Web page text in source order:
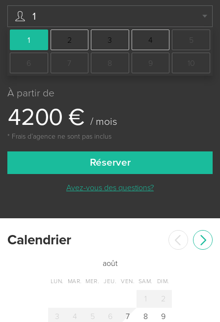
1
1 2 3 4 5
6 7 8 9 10
À partir de
4200 € / mois
* Frais dʼagence ne sont pas inclus
Réserver
Avez-vous des questions?
Сalendrier
août
LUN. MAR. MER. JEU. VEN. SAM. DIM.
1
2
3
4 5 6 7 8 9